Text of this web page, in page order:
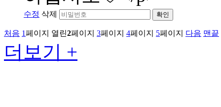
수정 삭제 확인
처음 1페이지 열린2페이지 3페이지 4페이지 5페이지 다음 맨끝
더보기 +